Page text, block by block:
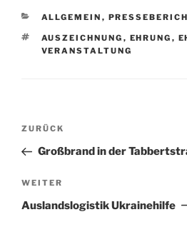
KATEGORIEN
ALLGEMEIN ,
SCHLAGWÖRTER
AUSZEICHNUNG , EHRUNG ,
VERANSTALTUNG
Beitragsnavigation
Vorheriger
Beitrag
ZURÜCK
Großbrand in der
Nächster
Beitrag
WEITER
Auslandslogistik Ukrainehilfe